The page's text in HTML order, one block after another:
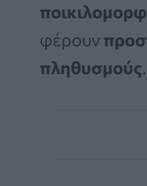
φέρουν
πληθυσμούς.